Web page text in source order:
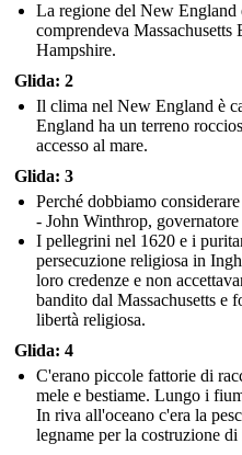
La regione del New England
comprendeva
Hampshire.
Glida: 2
Il clima nel New England è
England ha un terreno
accesso al mare.
Glida: 3
Perché dobbiamo
- John Winthrop,
I pellegrini nel 1620 e i
persecuzione religiosa in
loro credenze e non
bandito dal Massachusetts e
libertà religiosa.
Glida: 4
C'erano piccole fattorie di
mele e bestiame. Lungo i
In riva all'oceano c'era la
legname per la costruzione di